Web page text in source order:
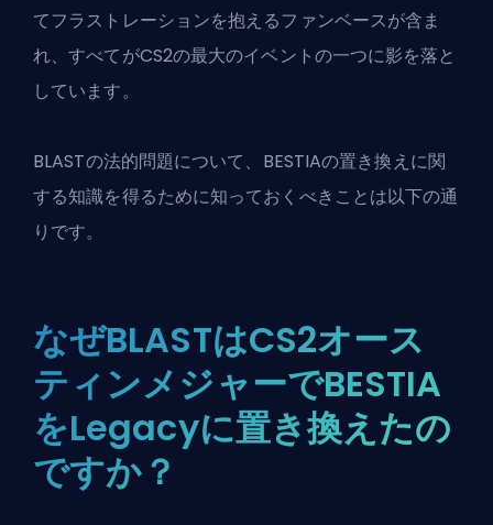
てフラストレーションを抱えるファンベースが含ま
れ、すべてがCS2の最大のイベントの一つに影を落と
しています。
BLASTの法的問題について、BESTIAの置き換えに関
する知識を得るために知っておくべきことは以下の通
りです。
なぜBLASTはCS2オース
ティンメジャーでBESTIA
をLegacyに置き換えたの
ですか？